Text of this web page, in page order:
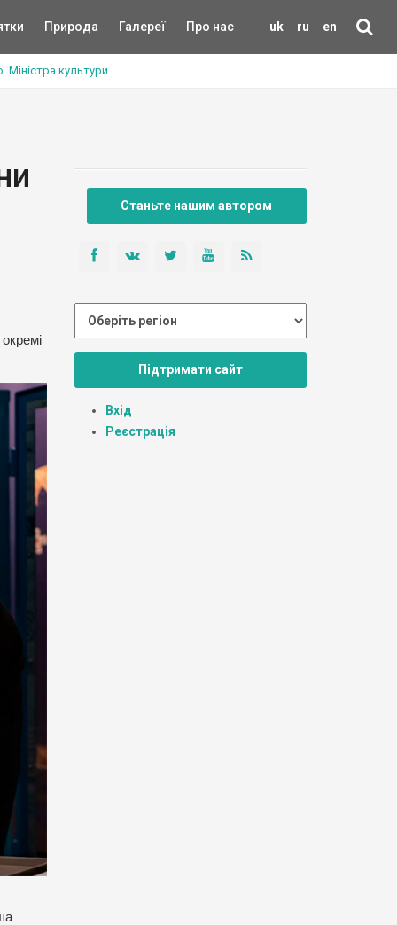
uk ru en
Природа Галереї Про нас
Міністра культури
Станьте нашим автором
Підтримати сайт
Вхід
Реєстрація